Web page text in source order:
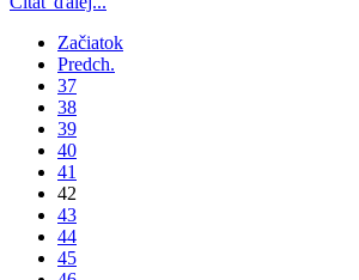
Začiatok
Predch.
37
38
39
40
41
42
43
44
45